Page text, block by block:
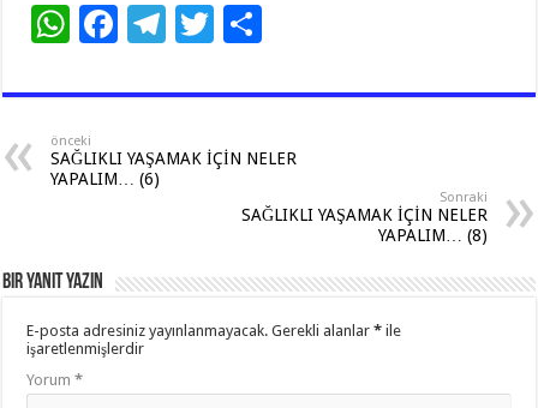
W
at
sA
p
F
e
o
T
e
a
T
tt
er
ar
önceki
SAĞLIKLI YAŞAMAK İÇİN NELER
YAPALIM… (6)
Sonraki
SAĞLIKLI YAŞAMAK İÇİN NELER
YAPALIM… (8)
Bir yanıt yazın
E-posta adresiniz yayınlanmayacak. Gerekli alanlar* ile
işaretlenmişlerdir
Yorum*